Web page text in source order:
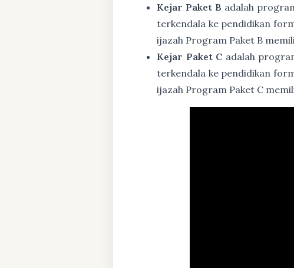
Kejar Paket B adalah
terkendala ke pendidikan
ijazah Program Paket B
Kejar Paket C adalah
terkendala ke pendidikan
ijazah Program Paket C